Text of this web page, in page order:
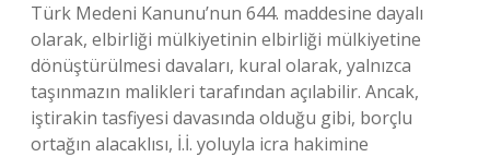
Türk Medeni Kanunu’nun 644. maddesine dayalı
olarak, elbirliği mülkiyetinin elbirliği mülkiyetine
dönüştürülmesi davaları, kural olarak, yalnızca
taşınmazın malikleri tarafından açılabilir. Ancak,
iştirakin tasfiyesi davasında olduğu gibi, borçlu
ortağın alacaklısı, İ.İ. yoluyla icra hakimine